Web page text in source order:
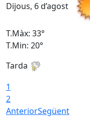
Dijous, 6 d’agost
T.Màx: 33°
T.Min: 20°
Tarda
1
2
AnteriorSegüent